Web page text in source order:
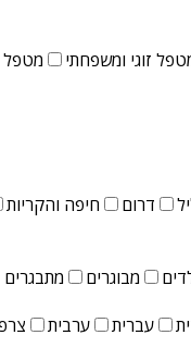
זוגי ומשפחתי מטפל
דרום חיפה והקריות
מבוגרים
מתבגרים
עברית ערבית